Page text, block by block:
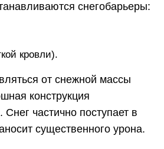
снегобарьеры:
кровли).
от снежной массы
конструкция
Снег частично поступает в
существенного урона.